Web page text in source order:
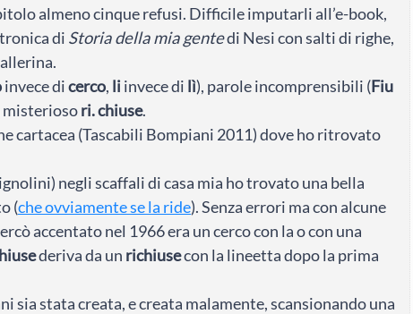
almeno cinque refusi. Difficile imputarli all’e-book,
di Storia della mia gentedi Nesi con salti di righe,
invece dicerco, liinvece di lì), parole incomprensibili (Fiu
misteriosori. chiuse.
cartacea (Tascabili Bompiani 2011) dove ho ritrovato
negli scaffali di casa mia ho trovato una bella
(che ovviamente se la ride). Senza errori ma con alcune
accentato nel 1966 era un cerco con la o con una
deriva da un richiusecon la lineetta dopo la prima
sia stata creata, e creata malamente, scansionando una